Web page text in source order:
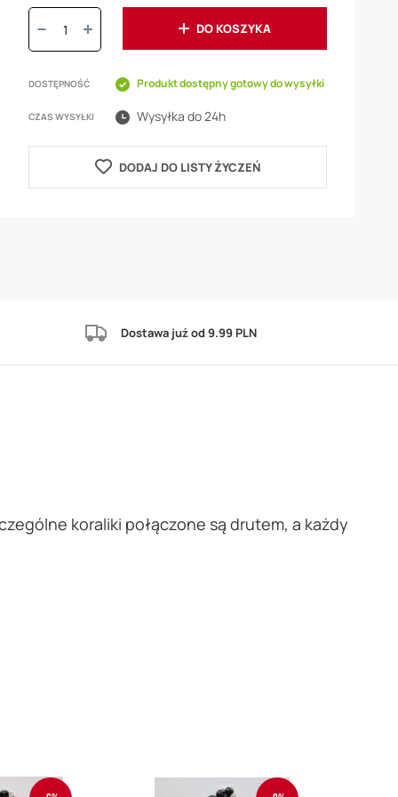
Ilość:
DO KOSZYKA
DOSTĘPNOŚĆ Produkt dostępny gotowy do wysyłki
CZAS WYSYŁKI Wysyłka do 24h
DODAJ DO LISTY ŻYCZEŃ
Dostawa już od 9.99 PLN
koraliki połączone są drutem, a każdy